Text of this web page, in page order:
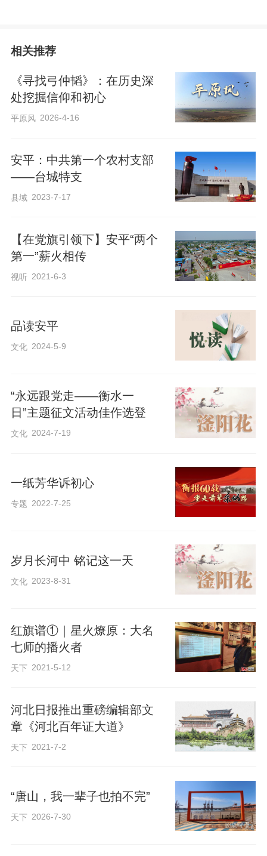
河北省安平县是革命老区
为中国革命和建设
以弓仲韬为代表的
宝贵的红色资源和精神财富
跟随全国第一个农村党支部纪念馆
从《弓氏族谱》讲起
如何点亮奋进之路
相关推荐
《寻找弓仲韬》：在历史深
处挖掘信仰和初心
平原风 2026-4-16
安平：中共第一个农村支部
——台城特支
县域 2023-7-17
【在党旗引领下】安平“两个
第一”薪火相传
视听 2021-6-3
品读安平
文化 2024-5-9
“永远跟党走——衡水一
日”主题征文活动佳作选登
文化 2024-7-19
一纸芳华诉初心
专题 2022-7-25
岁月长河中 铭记这一天
文化 2023-8-31
红旗谱①｜星火燎原：大名
七师的播火者
天下 2021-5-12
河北日报推出重磅编辑部文
章《河北百年证大道》
天下 2021-7-2
“唐山，我一辈子也拍不完”
天下 2026-7-30